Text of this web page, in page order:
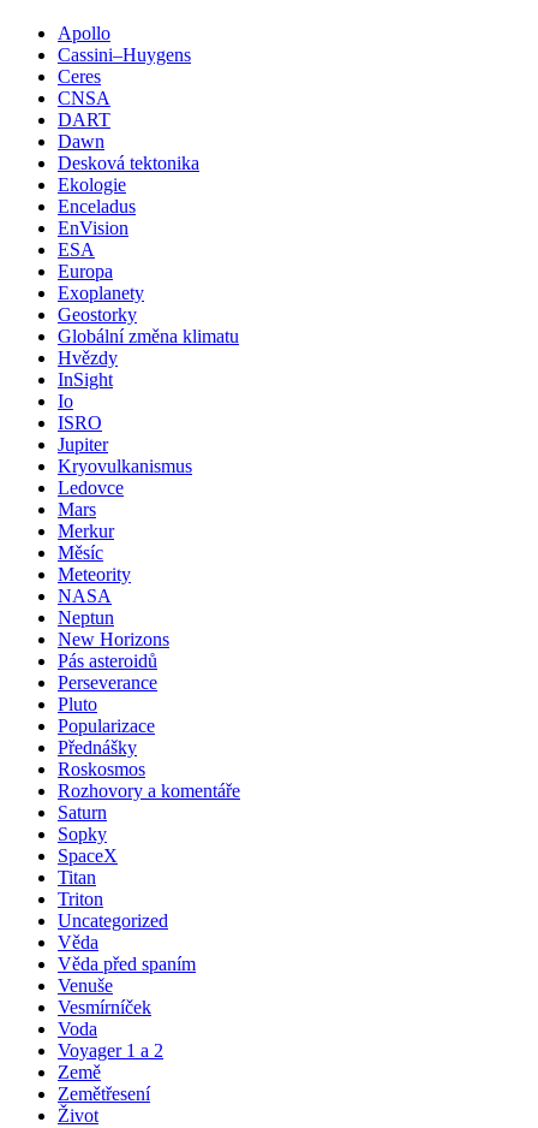
Apollo
Cassini–Huygens
Ceres
CNSA
DART
Dawn
Desková tektonika
Ekologie
Enceladus
EnVision
ESA
Europa
Exoplanety
Geostorky
Globální změna klimatu
Hvězdy
InSight
Io
ISRO
Jupiter
Kryovulkanismus
Ledovce
Mars
Merkur
Měsíc
Meteority
NASA
Neptun
New Horizons
Pás asteroidů
Perseverance
Pluto
Popularizace
Přednášky
Roskosmos
Rozhovory a komentáře
Saturn
Sopky
SpaceX
Titan
Triton
Uncategorized
Věda
Věda před spaním
Venuše
Vesmírníček
Voda
Voyager 1 a 2
Země
Zemětřesení
Život